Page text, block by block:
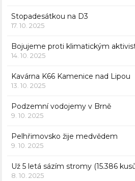
Stopadesátkou na D3
17. 10. 2025
Bojujeme proti klimatickým
14. 10. 2025
Kavárna K66 Kamenice nad Lipou
13. 10. 2025
Podzemní vodojemy v Brně
9. 10. 2025
Pelhřimovsko žije medvědem
9. 10. 2025
Už 5 letá sázím stromy (15.386
8. 10. 2025